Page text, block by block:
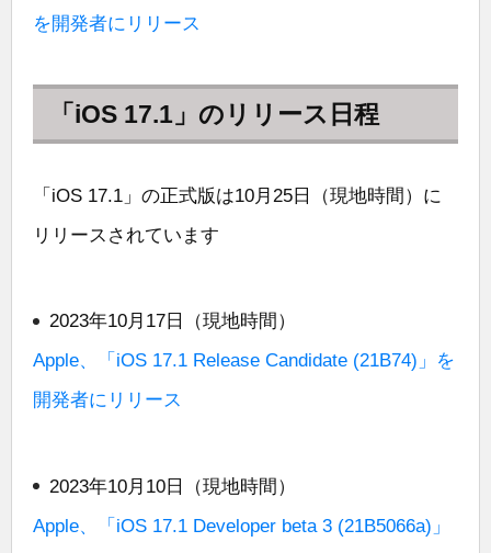
を開発者にリリース
「iOS 17.1」のリリース日程
「iOS 17.1」の正式版は10月25日（現地時間）に
リリースされています
2023年10月17日（現地時間）
Apple、「iOS 17.1 Release Candidate (21B74)」を
開発者にリリース
2023年10月10日（現地時間）
Apple、「iOS 17.1 Developer beta 3 (21B5066a)」